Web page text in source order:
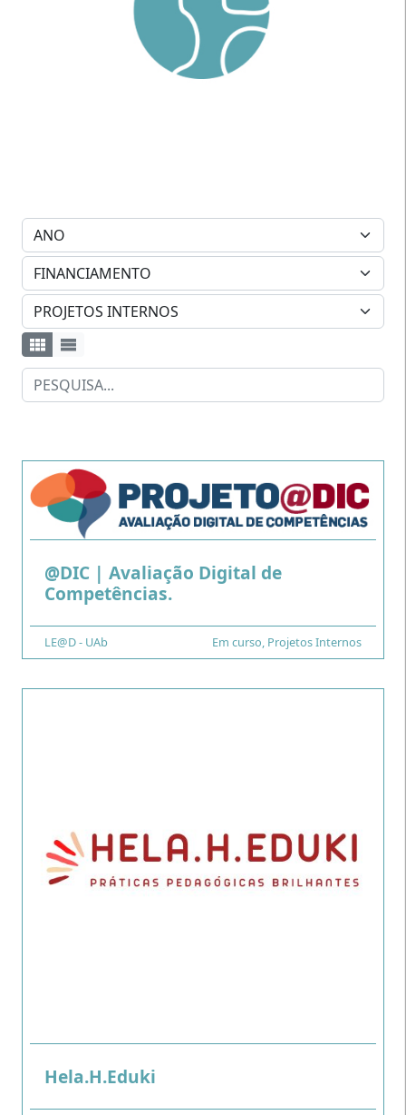
Ano:
Financiamento:
Type:
@DIC | Avaliação Digital de
Competências..
Financiamento
LE@D - UAb
Tipo Em curso, Projetos Internos
Hela.H.Eduki